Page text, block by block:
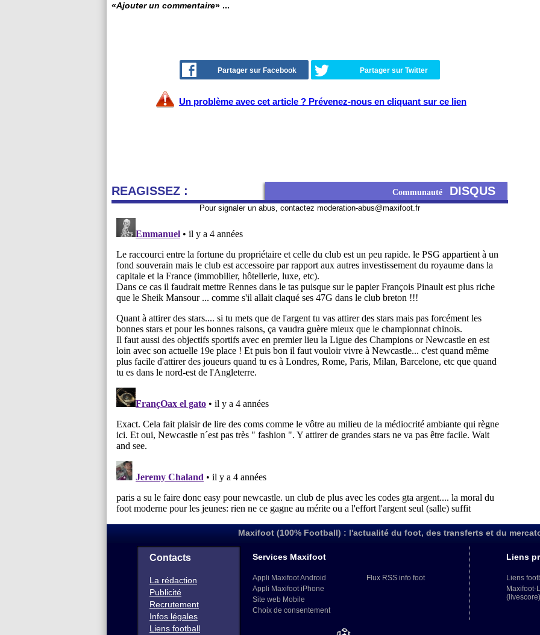
«Ajouter un commentaire» ...
Partager sur Facebook Partager sur Twitter
Un problème avec cet article ? Prévenez-nous en cliquant sur ce lien
REAGISSEZ : Communauté DISQUS
Pour signaler un abus, contactez moderation-abus@maxifoot.fr
Maxifoot (100% Football) : l'actualité du foot, des transferts et du
Contacts
La rédaction
Publicité
Recrutement
Infos légales
Liens football
Services Maxifoot
Appli Maxifoot Android
Appli Maxifoot iPhone
Site web Mobile
Choix de consentement
Flux RSS info foot
Liens
Liens
Maxifoot-
(livescore)